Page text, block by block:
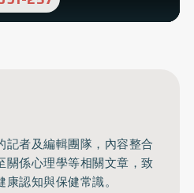
記者及編輯團隊，內容整合
關係心理學等相關文章，致
認知與保健常識。